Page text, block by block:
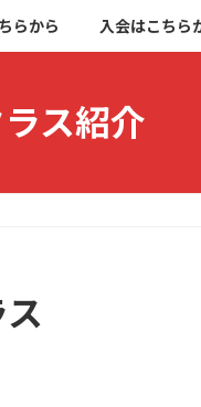
らから 入会はこちら
ス紹介